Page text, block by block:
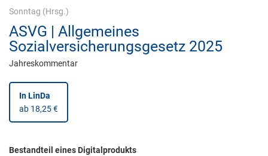
Sonntag (Hrsg.)
ASVG | Allgemeines
Sozialversicherungsgesetz 2025
Jahreskommentar
In LinDa
ab 18,25 €
Bestandteil eines Digitalprodukts